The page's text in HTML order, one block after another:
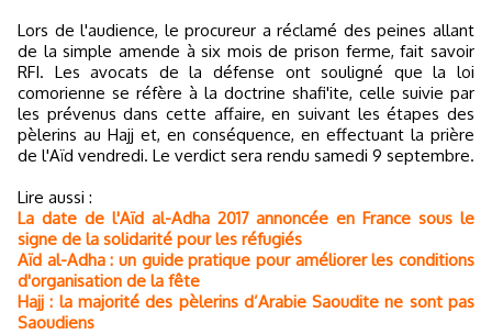
Lors de l'audience, le procureur a réclamé des peines allant
de la simple amende à six mois de prison ferme, fait savoir
RFI. Les avocats de la défense ont souligné que la loi
comorienne se réfère à la doctrine shafi'ite, celle suivie par
les prévenus dans cette affaire, en suivant les étapes des
pèlerins au Hajj et, en conséquence, en effectuant la prière
de l'Aïd vendredi. Le verdict sera rendu samedi 9 septembre.
Lire aussi :
La date de l'Aïd al-Adha 2017 annoncée en France sous le
signe de la solidarité pour les réfugiés
Aïd al-Adha : un guide pratique pour améliorer les conditions
d'organisation de la fête
Hajj : la majorité des pèlerins d’Arabie Saoudite ne sont pas
Saoudiens